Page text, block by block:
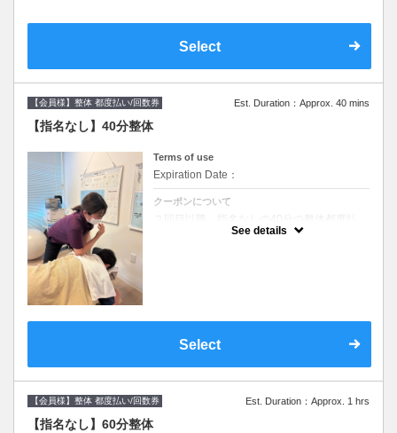
Select
【会員様】整体 都度払い/回数券 Est. Duration：Approx. 40 mins
【指名なし】40分整体
Terms of use
Expiration Date：
クーポンについて
２回目以降、指名なしの40分の整体都度払
い、回数券を選択の方はこちら
See details
Select
【会員様】整体 都度払い/回数券 Est. Duration：Approx. 1 hrs
【指名なし】60分整体